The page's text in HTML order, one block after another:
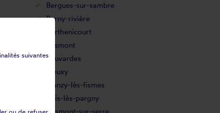
Bergues-sur-sambre
Berny-rivière
Berthenicourt
Besmont
Beuvardes
Bieuxy
Blanzy-lès-fismes
Bois-lès-pargny
suivantes